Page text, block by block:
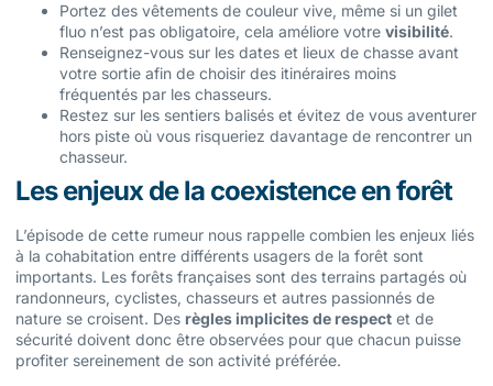
Portez des vêtements de couleur vive, même si un gilet
fluo n’est pas obligatoire, cela améliore votre visibilité.
Renseignez-vous sur les dates et lieux de chasse avant
votre sortie afin de choisir des itinéraires moins
fréquentés par les chasseurs.
Restez sur les sentiers balisés et évitez de vous aventurer
hors piste où vous risqueriez davantage de rencontrer un
chasseur.
Les enjeux de la coexistence en forêt
L’épisode de cette rumeur nous rappelle combien les enjeux liés
à la cohabitation entre différents usagers de la forêt sont
importants. Les forêts françaises sont des terrains partagés où
randonneurs, cyclistes, chasseurs et autres passionnés de
nature se croisent. Des règles implicites de respect et de
sécurité doivent donc être observées pour que chacun puisse
profiter sereinement de son activité préférée.